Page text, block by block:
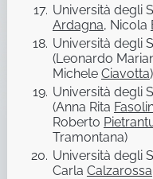
Università degli
Ardagna, Nicola
Università degli
(Leonardo
Michele Ciavotta)
Università degli
(Anna Rita
Roberto
Tramontana)
Università degli
Carla Calzarossa